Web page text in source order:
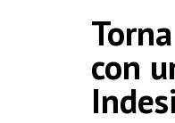
con